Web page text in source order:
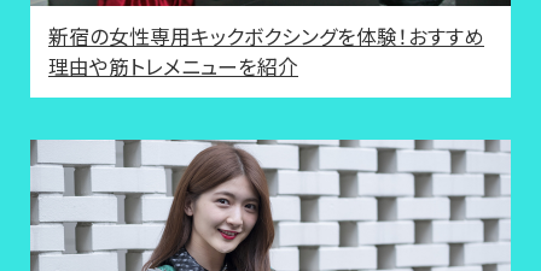
新宿の女性専用キックボクシングを体験！おすすめ
理由や筋トレメニューを紹介